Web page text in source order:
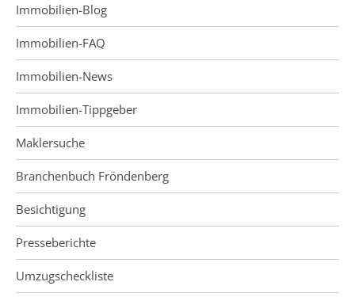
Immobilien-Blog
Immobilien-FAQ
Immobilien-News
Immobilien-Tippgeber
Maklersuche
Branchenbuch Fröndenberg
Besichtigung
Presseberichte
Umzugscheckliste